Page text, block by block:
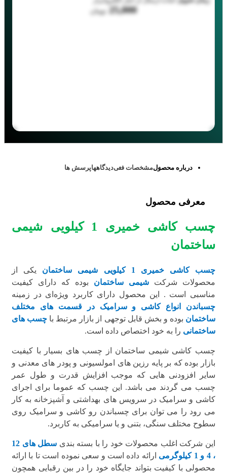
25,000 تومان
درباره محصولمشخصات فنیدیدگاههاپرسش ها
معرفی محصول
چسب کاشی خمیری 1 کیلویی شیمی
ساختمان
چسب کاشی خمیری 1 کیلویی شیمی ساختمان
یکی از
محصولات شرکت شیمی ساختمان
بوده که دارای کیفیت
مناسبی است . این محصول دارای کاربرد ویژه‌ای در زمینه
چسباندن انواع کاشی و سرامیک در قسمت های مختلف
ساختمان بوده و بخش قابل توجهی از بازار مرتبط با چسب های
ساختمانی را به خود اختصاص داده است.
چسب کاشی شیمی ساختمان از چسب های بسیار با کیفیت
بازار بوده که بر پایه رزین های امولسیونی و پودر های معدنی و
سایر افزودنی هایی که موجب افزایش قدرت و طول عمر
چسب می گردند می باشد. این چسب که عموما برای اجرای
کاشی و سرامیک در سرویس های بهداشتی و آشپزخانه به کار
می رود را می توان برای چسباندن رو کاشی و سرامیک روی
سطوح مختلف سنگی، بتنی و یا سرامیکی به کاربرد.
این شرکت اغلب محصولات خود را با بسته بندی
سطل های 12
، 4 و 1 کیلوگرمی
ارائه داده است و سعی نموده است تا با ارائه
محصولی با کیفیت بتواند جایگاه خود را در بین رقبایی همچون